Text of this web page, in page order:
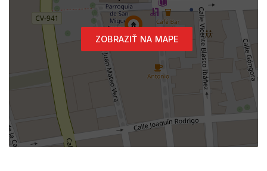
ZOBRAZIŤ NA MAPE